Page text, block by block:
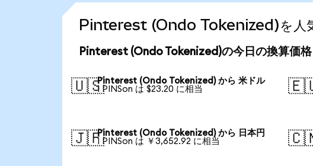
Pinterest (Ondo Tokenized)を人気
Pinterest (Ondo Tokenized)の今日の換算価格
🇺🇸Pinterest (Ondo Tokenized) から 米ドル
1 PINSon は $23.20 に相当
🇯🇵Pinterest (Ondo Tokenized) から 日本円
1 PINSon は ￥3,652.92 に相当